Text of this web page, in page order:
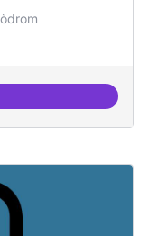
xarxa amb projectes